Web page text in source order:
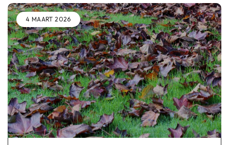
4 MAART 2026